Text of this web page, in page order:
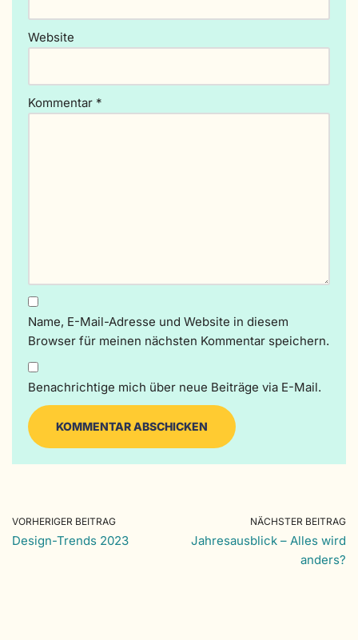
Website
Kommentar *
Name, E-Mail-Adresse und Website in diesem
Browser für meinen nächsten Kommentar speichern.
Benachrichtige mich über neue Beiträge via E-Mail.
VORHERIGER BEITRAG
Design-Trends 2023
NÄCHSTER BEITRAG
Jahresausblick – Alles wird
anders?